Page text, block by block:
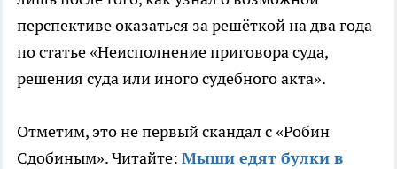
перспективе оказаться за решёткой на два года
по статье «Неисполнение приговора суда,
решения суда или иного судебного акта».
Отметим, это не первый скандал с «Робин
Сдобиным». Читайте: Мыши едят булки в